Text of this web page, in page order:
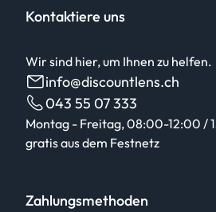
Kontaktiere uns
Wir sind hier, um Ihnen zu helfen.
info@discountlens.ch
043 55 07 333
Montag - Freitag, 08:00-12:00 /
gratis aus dem Festnetz
Zahlungsmethoden